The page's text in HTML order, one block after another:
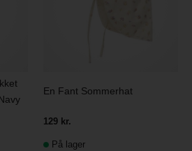
En Fant Sommerhat
129 kr.
På lager